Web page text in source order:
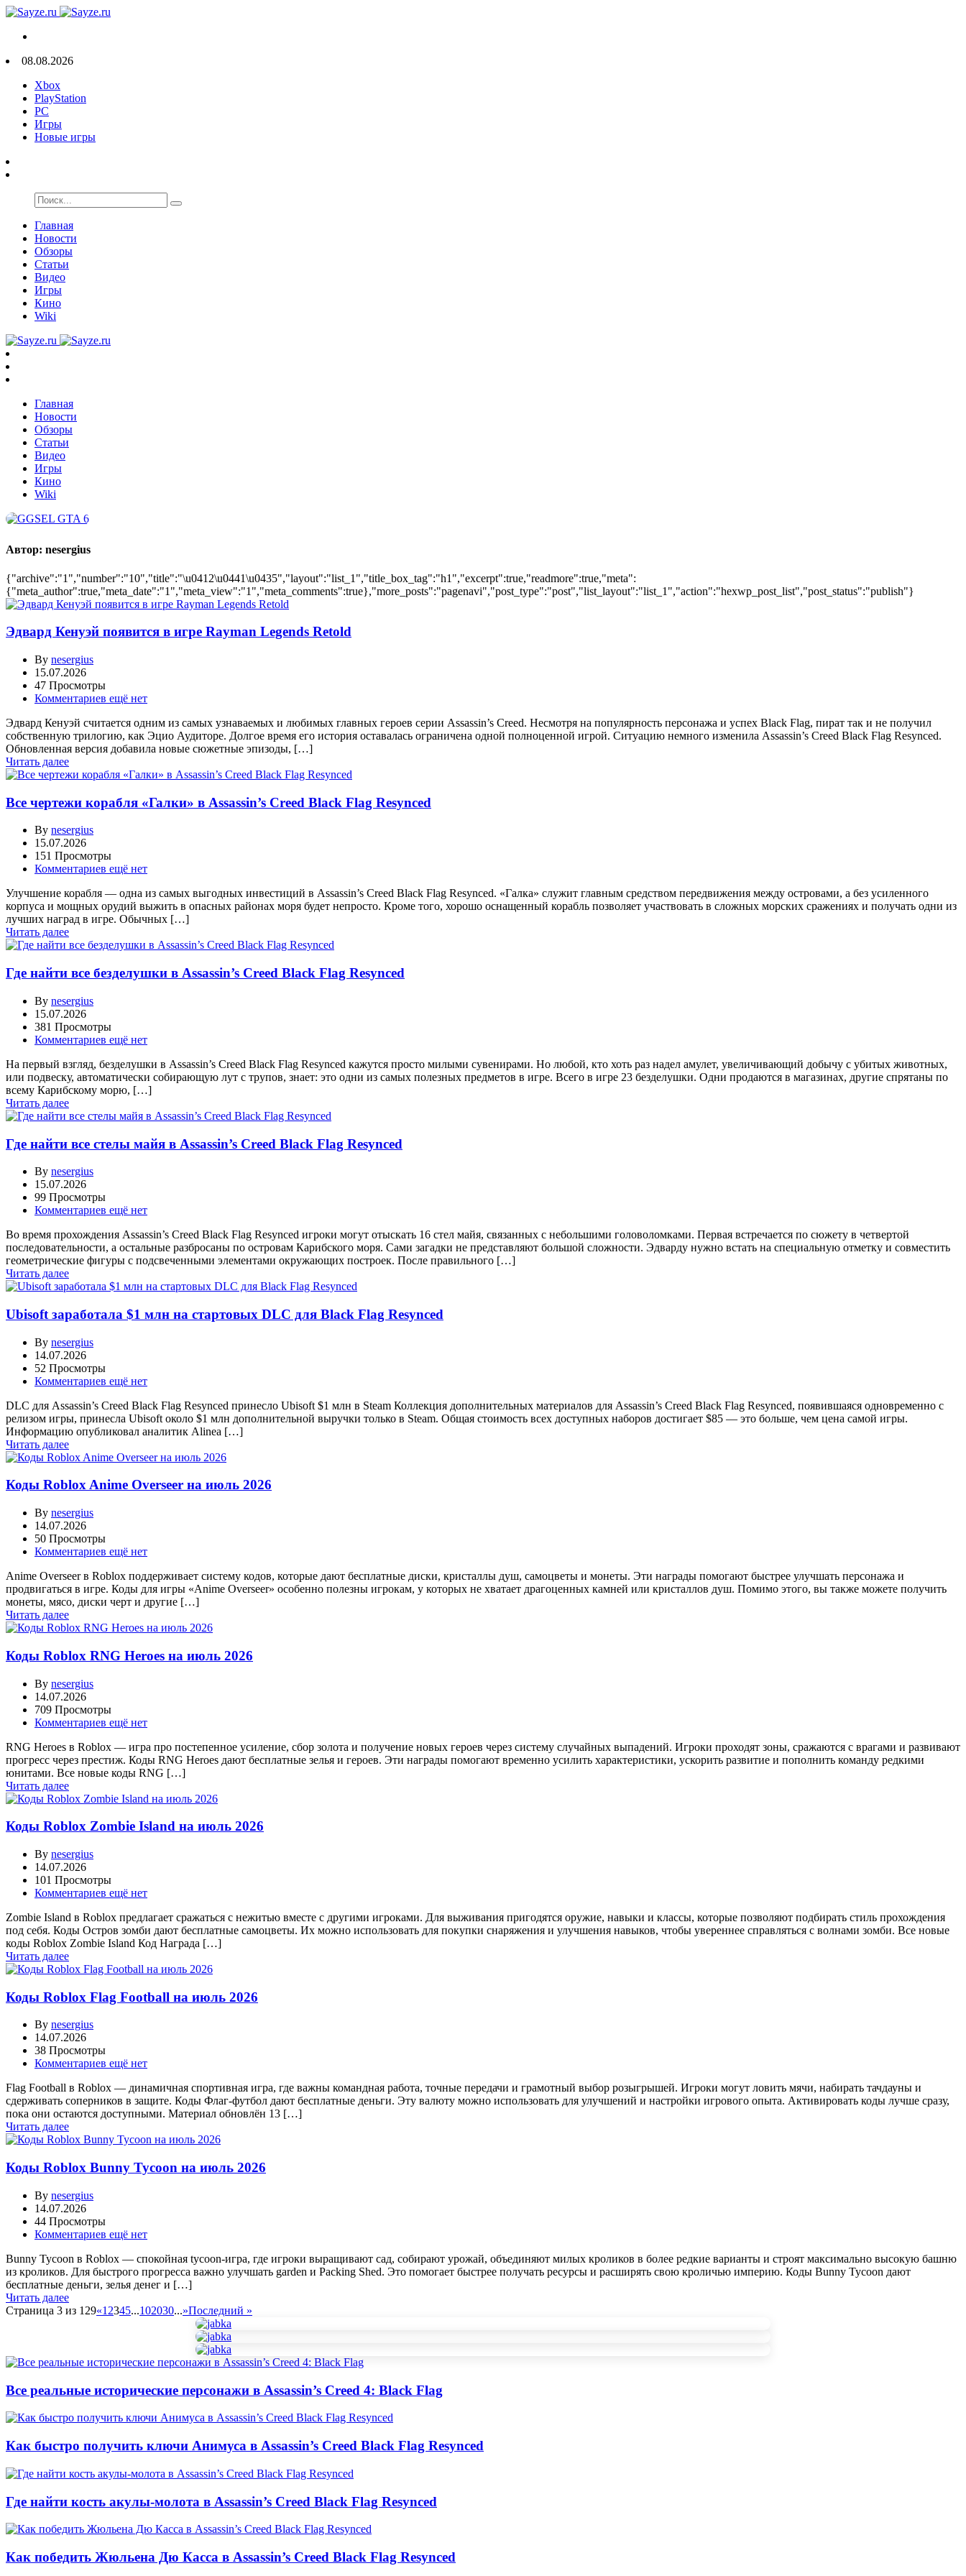
08.08.2026
Xbox
PlayStation
PC
Игры
Новые игры
Главная
Новости
Обзоры
Статьи
Видео
Игры
Кино
Wiki
Главная
Новости
Обзоры
Статьи
Видео
Игры
Кино
Wiki
Автор: nesergius
{"archive":"1","number":"10","title":"\u0412\u0441\u0435","layout":"list_1","title_box_tag":"h1","excerpt":true,"readmore":true,"meta":
{"meta_author":true,"meta_date":"1","meta_view":"1","meta_comments":true},"more_posts":"pagenavi","post_type":"post","list_layout":"list_1","action":"hexwp_post_list","post_status":"publish"}
Эдвард Кенуэй появится в игре Rayman Legends Retold
By nesergius
15.07.2026
47 Просмотры
Комментариев ещё нет
Эдвард Кенуэй считается одним из самых узнаваемых и любимых главных героев серии Assassin’s Creed. Несмотря на популярность персонажа и успех Black Flag, пират так и не получил
собственную трилогию, как Эцио Аудиторе. Долгое время его история оставалась ограничена одной полноценной игрой. Ситуацию немного изменила Assassin’s Creed Black Flag Resynced.
Обновленная версия добавила новые сюжетные эпизоды, […]
Читать далее
Все чертежи корабля «Галки» в Assassin’s Creed Black Flag Resynced
By nesergius
15.07.2026
151 Просмотры
Комментариев ещё нет
Улучшение корабля — одна из самых выгодных инвестиций в Assassin’s Creed Black Flag Resynced. «Галка» служит главным средством передвижения между островами, а без усиленного
корпуса и мощных орудий выжить в опасных районах моря будет непросто. Кроме того, хорошо оснащенный корабль позволяет участвовать в сложных морских сражениях и получать одни из
лучших наград в игре. Обычных […]
Читать далее
Где найти все безделушки в Assassin’s Creed Black Flag Resynced
By nesergius
15.07.2026
381 Просмотры
Комментариев ещё нет
На первый взгляд, безделушки в Assassin’s Creed Black Flag Resynced кажутся просто милыми сувенирами. Но любой, кто хоть раз надел амулет, увеличивающий добычу с убитых животных,
или подвеску, автоматически собирающую лут с трупов, знает: это одни из самых полезных предметов в игре. Всего в игре 23 безделушки. Одни продаются в магазинах, другие спрятаны по
всему Карибскому морю, […]
Читать далее
Где найти все стелы майя в Assassin’s Creed Black Flag Resynced
By nesergius
15.07.2026
99 Просмотры
Комментариев ещё нет
Во время прохождения Assassin’s Creed Black Flag Resynced игроки могут отыскать 16 стел майя, связанных с небольшими головоломками. Первая встречается по сюжету в четвертой
последовательности, а остальные разбросаны по островам Карибского моря. Сами загадки не представляют большой сложности. Эдварду нужно встать на специальную отметку и совместить
геометрические фигуры с подсвеченными элементами окружающих построек. После правильного […]
Читать далее
Ubisoft заработала $1 млн на стартовых DLC для Black Flag Resynced
By nesergius
14.07.2026
52 Просмотры
Комментариев ещё нет
DLC для Assassin’s Creed Black Flag Resynced принесло Ubisoft $1 млн в Steam Коллекция дополнительных материалов для Assassin’s Creed Black Flag Resynced, появившаяся одновременно с
релизом игры, принесла Ubisoft около $1 млн дополнительной выручки только в Steam. Общая стоимость всех доступных наборов достигает $85 — это больше, чем цена самой игры.
Информацию опубликовал аналитик Alinea […]
Читать далее
Коды Roblox Anime Overseer на июль 2026
By nesergius
14.07.2026
50 Просмотры
Комментариев ещё нет
Anime Overseer в Roblox поддерживает систему кодов, которые дают бесплатные диски, кристаллы душ, самоцветы и монеты. Эти награды помогают быстрее улучшать персонажа и
продвигаться в игре. Коды для игры «Anime Overseer» особенно полезны игрокам, у которых не хватает драгоценных камней или кристаллов душ. Помимо этого, вы также можете получить
монеты, мясо, диски черт и другие […]
Читать далее
Коды Roblox RNG Heroes на июль 2026
By nesergius
14.07.2026
709 Просмотры
Комментариев ещё нет
RNG Heroes в Roblox — игра про постепенное усиление, сбор золота и получение новых героев через систему случайных выпадений. Игроки проходят зоны, сражаются с врагами и развивают
прогресс через престиж. Коды RNG Heroes дают бесплатные зелья и героев. Эти награды помогают временно усилить характеристики, ускорить развитие и пополнить команду редкими
юнитами. Все новые коды RNG […]
Читать далее
Коды Roblox Zombie Island на июль 2026
By nesergius
14.07.2026
101 Просмотры
Комментариев ещё нет
Zombie Island в Roblox предлагает сражаться с нежитью вместе с другими игроками. Для выживания пригодятся оружие, навыки и классы, которые позволяют подбирать стиль прохождения
под себя. Коды Остров зомби дают бесплатные самоцветы. Их можно использовать для покупки снаряжения и улучшения навыков, чтобы увереннее справляться с волнами зомби. Все новые
коды Roblox Zombie Island Код Награда […]
Читать далее
Коды Roblox Flag Football на июль 2026
By nesergius
14.07.2026
38 Просмотры
Комментариев ещё нет
Flag Football в Roblox — динамичная спортивная игра, где важны командная работа, точные передачи и грамотный выбор розыгрышей. Игроки могут ловить мячи, набирать тачдауны и
сдерживать соперников в защите. Коды Флаг-футбол дают бесплатные деньги. Эту валюту можно использовать для улучшений и настройки игрового опыта. Активировать коды лучше сразу,
пока они остаются доступными. Материал обновлён 13 […]
Читать далее
Коды Roblox Bunny Tycoon на июль 2026
By nesergius
14.07.2026
44 Просмотры
Комментариев ещё нет
Bunny Tycoon в Roblox — спокойная tycoon-игра, где игроки выращивают сад, собирают урожай, объединяют милых кроликов в более редкие варианты и строят максимально высокую башню
из кроликов. Для быстрого прогресса важно улучшать garden и Packing Shed. Это помогает быстрее получать ресурсы и расширять свою кроличью империю. Коды Bunny Tycoon дают
бесплатные деньги, зелья денег и […]
Читать далее
Страница 3 из 129«1 2345...102030...»Последний »
Все реальные исторические персонажи в Assassin’s Creed 4: Black Flag
Как быстро получить ключи Анимуса в Assassin’s Creed Black Flag Resynced
Где найти кость акулы-молота в Assassin’s Creed Black Flag Resynced
Как победить Жюльена Дю Касса в Assassin’s Creed Black Flag Resynced